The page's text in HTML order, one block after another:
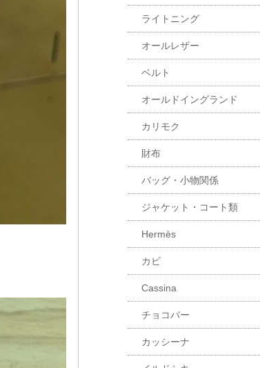
ライトニング
オールレザー
ベルト
オールドイングランド
カリモク
財布
バッグ・小物関係
ジャケット・コート類
Hermès
カビ
Cassina
チョコバー
カッシーナ